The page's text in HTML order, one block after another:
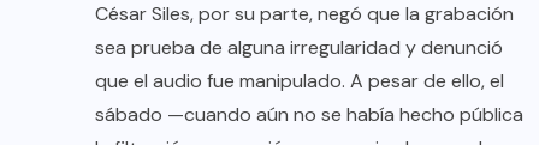
César Siles, por su parte, negó que la grabación
sea prueba de alguna irregularidad y denunció
que el audio fue manipulado. A pesar de ello, el
sábado —cuando aún no se había hecho pública